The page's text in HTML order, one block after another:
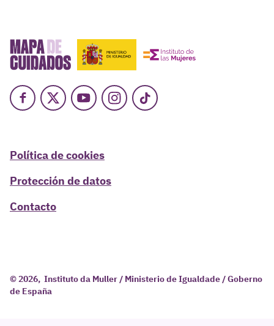
Facebook
X YoutubeInstagram
TikTok
Política de cookies
Protección de datos
Contacto
© 2026, Instituto da Muller / Ministerio de Igualdade / Goberno
de España